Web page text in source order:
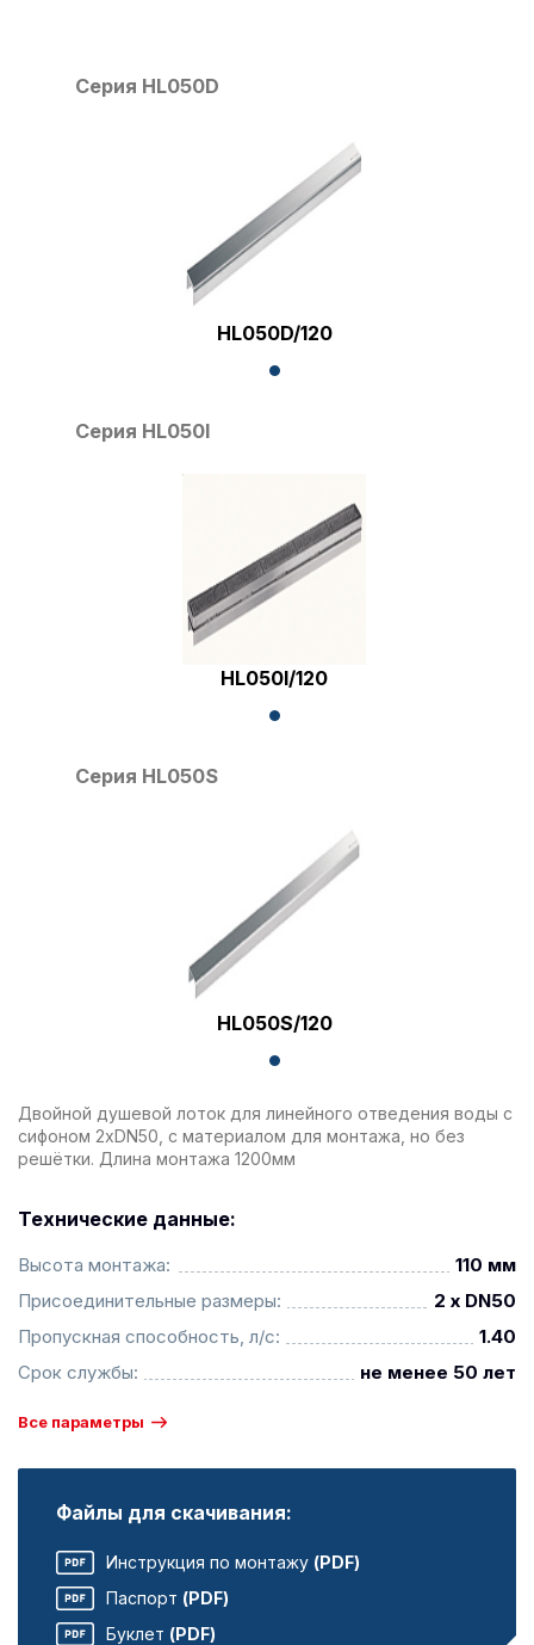
Серия HL050D
HL050D/120
Серия HL050I
HL050I/120
Серия HL050S
HL050S/120
Двойной душевой лоток для линейного отведения воды с
сифоном 2xDN50, с материалом для монтажа, но без
решётки. Длина монтажа 1200мм
Технические данные:
Высота монтажа:
110 мм
Присоединительные размеры:
2 x DN50
Пропускная способность, л/с:
1.40
Срок службы:
не менее 50 лет
Все параметры
Файлы для скачивания:
Инструкция по монтажу (PDF)
Паспорт (PDF)
Буклет (PDF)